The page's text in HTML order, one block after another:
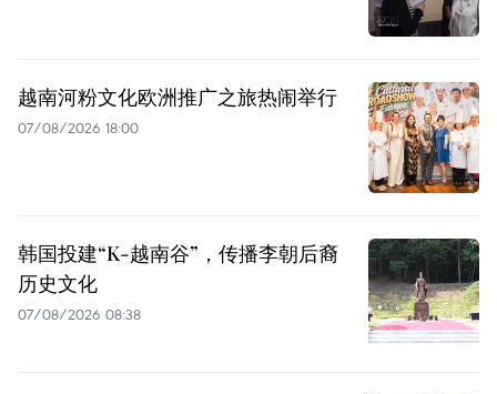
越南河粉文化欧洲推广之旅热闹举行
07/08/2026 18:00
韩国投建“K-越南谷”，传播李朝后裔
历史文化
07/08/2026 08:38